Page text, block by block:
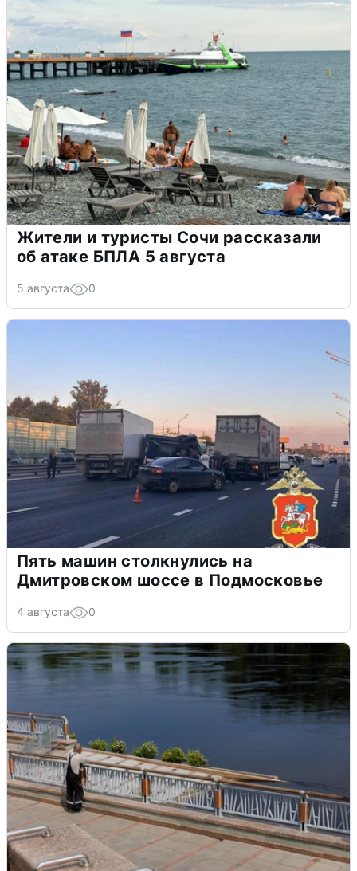
Жители и туристы Сочи рассказали
об атаке БПЛА 5 августа
5 августа 0
Пять машин столкнулись на
Дмитровском шоссе в Подмосковье
4 августа 0